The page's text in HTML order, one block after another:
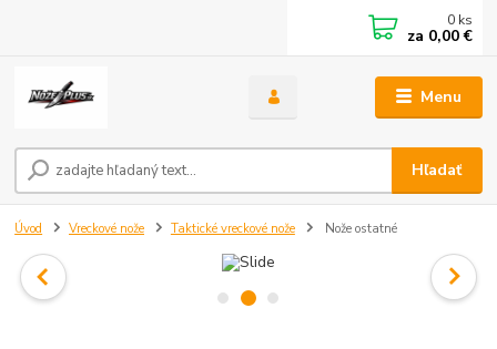
Menu
Hľadať
0 ks
za 0,00 €
Úvod Vreckové nože Taktické vreckové nože Nože ostatné